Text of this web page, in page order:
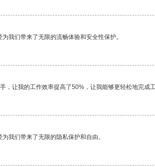
我们带来了无限的流畅体验和安全性保护。
，让我的工作效率提高了50%，让我能够更轻松地完成工
我们带来了无限的隐私保护和自由。